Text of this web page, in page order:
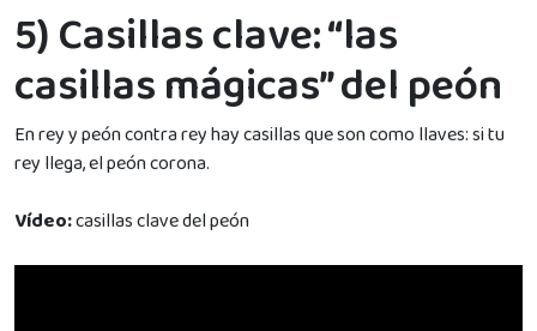
5) Casillas clave: “las
casillas mágicas” del peón
En rey y peón contra rey hay casillas que son como llaves: si tu
rey llega, el peón corona.
Vídeo:casillas clave del peón